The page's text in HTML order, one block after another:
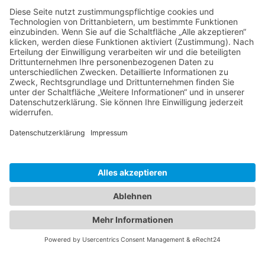
Webseiten Ihrer Wettbewerber und deren
Angebote können Sie deren Schwächen
ausfindig machen und nutzen. Schauen Sie sich
deren Online-Werbung, Webseite, Social-Media-
Präsenz …Weiterlesen …